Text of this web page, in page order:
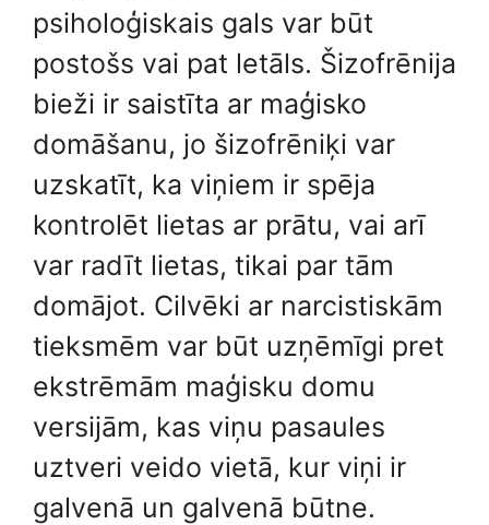
psiholoģiskais gals var būt
postošs vai pat letāls. Šizofrēnija
bieži ir saistīta ar maģisko
domāšanu, jo šizofrēniķi var
uzskatīt, ka viņiem ir spēja
kontrolēt lietas ar prātu, vai arī
var radīt lietas, tikai par tām
domājot. Cilvēki ar narcistiskām
tieksmēm var būt uzņēmīgi pret
ekstrēmām maģisku domu
versijām, kas viņu pasaules
uztveri veido vietā, kur viņi ir
galvenā un galvenā būtne.